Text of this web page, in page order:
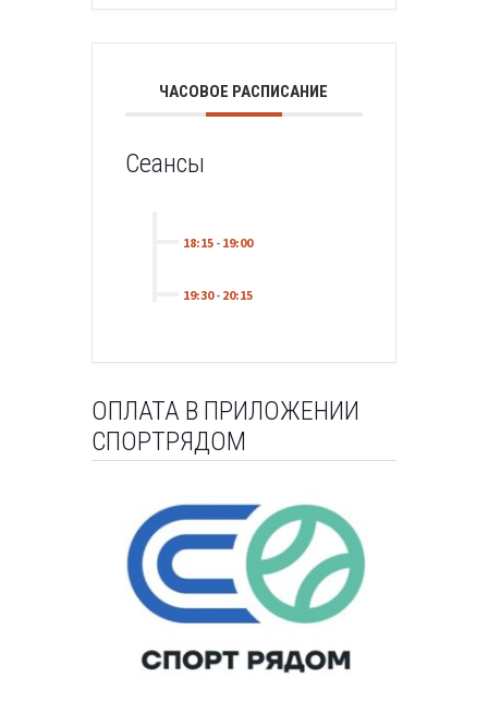
ЧАСОВОЕ РАСПИСАНИЕ
Сеансы
18:15- 19:00
19:30- 20:15
ОПЛАТА В ПРИЛОЖЕНИИ
СПОРТРЯДОМ